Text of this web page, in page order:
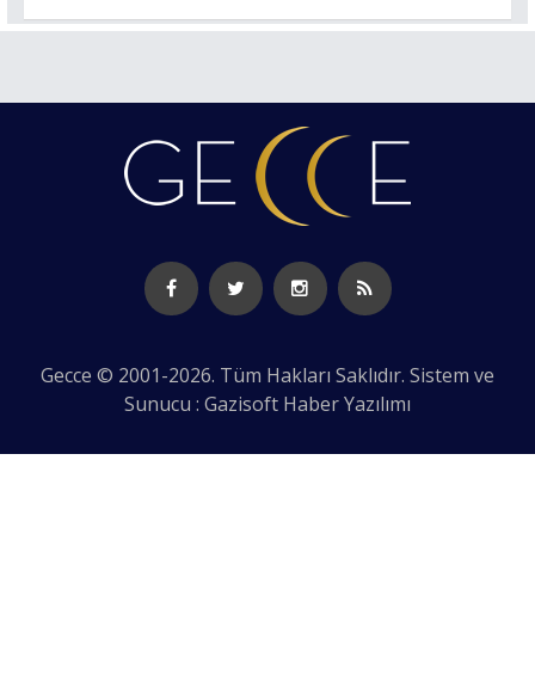
Gecce © 2001-2026. Tüm Hakları Saklıdır. Sistem ve
Sunucu : Gazisoft Haber Yazılımı